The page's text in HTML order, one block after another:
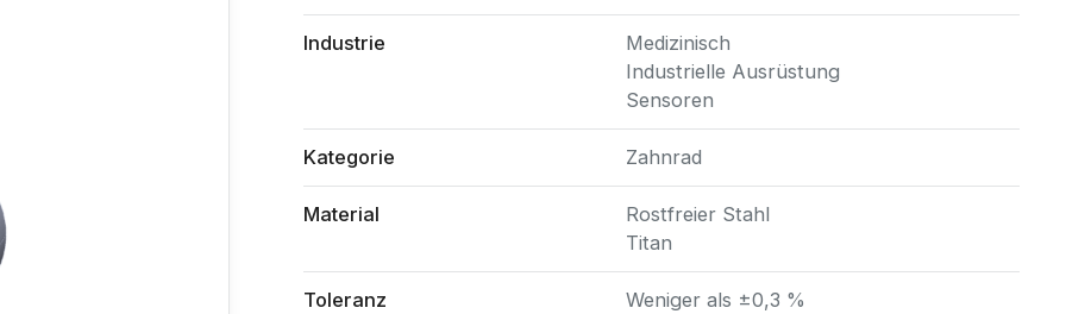
Industrie
Medizinisch
Industrielle Ausrüstung
Sensoren
Kategorie Zahnrad
Material
Rostfreier Stahl
Titan
Toleranz Weniger als ±0,3 %